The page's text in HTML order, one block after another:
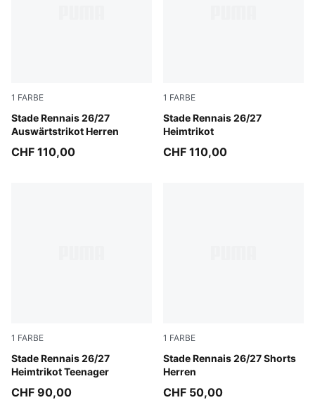
1 FARBE
Stade Rennais 26/27
Auswärtstrikot Herren
PUMA White-PUMA Black
CHF 110,00
1 FARBE
Stade Rennais 26/27
Heimtrikot
PUMA Red-PUMA Black
CHF 110,00
1 FARBE
Stade Rennais 26/27
Heimtrikot Teenager
PUMA Red-PUMA Black
CHF 90,00
1 FARBE
Stade Rennais 26/27 Shorts
Herren
PUMA Black-PUMA Red
CHF 50,00